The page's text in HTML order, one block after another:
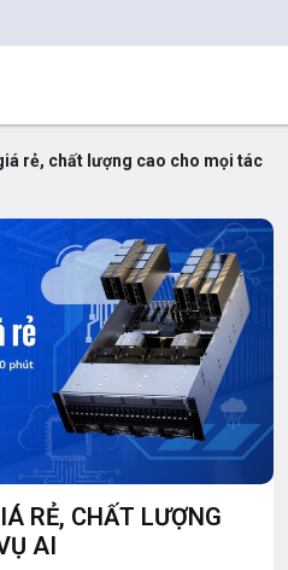
rẻ, chất lượng cao cho mọi tác
RẺ, CHẤT LƯỢNG
AI